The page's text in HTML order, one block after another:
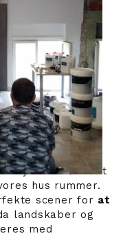
objekt for ønsket
hus rummer.
scener for at
landskaber og
med